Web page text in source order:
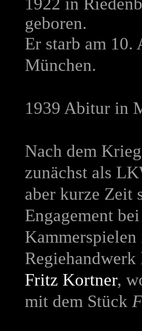
geboren.
Er starb am
München.
1939 Abitur in
Nach dem
zunächst als
aber kurze Zeit
Engagement
Fritz Kortner,
mit dem Stück